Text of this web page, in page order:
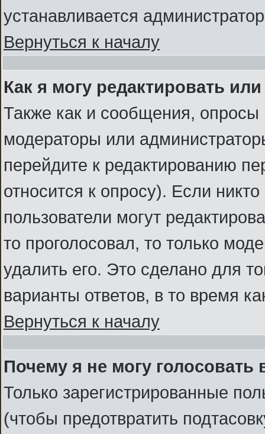
устанавливается
Вернуться к началу
Как я могу редактировать
Также как и сообщения, опросы
модераторы или
перейдите к редактированию
относится к опросу). Если
пользователи могут
то проголосовал, то только
удалить его. Это сделано для
варианты ответов, в то время
Вернуться к началу
Почему я не могу голосовать
Только зарегистрированные
(чтобы предотвратить